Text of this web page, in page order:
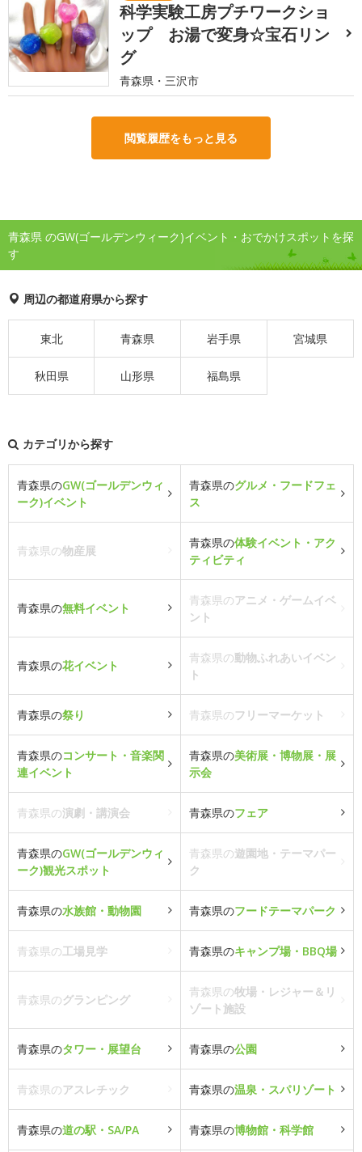
科学実験工房プチワークショ
ップ お湯で変身☆宝石リン
グ
青森県・三沢市
閲覧履歴をもっと見る
青森県 のGW(ゴールデンウィーク)イベント・おでかけスポットを探
す
周辺の都道府県から探す
東北 青森県 岩手県 宮城県
秋田県 山形県 福島県
カテゴリから探す
青森県のGW(ゴールデンウィ
ーク)イベント
青森県のグルメ・フードフェ
ス
青森県の物産展
青森県の体験イベント・アク
ティビティ
青森県の無料イベント
青森県のアニメ・ゲームイベ
ント
青森県の花イベント
青森県の動物ふれあいイベン
ト
青森県の祭り 青森県のフリーマーケット
青森県のコンサート・音楽関
連イベント
青森県の美術展・博物展・展
示会
青森県の演劇・講演会 青森県のフェア
青森県のGW(ゴールデンウィ
ーク)観光スポット
青森県の遊園地・テーマパー
ク
青森県の水族館・動物園 青森県のフードテーマパーク
青森県の工場見学 青森県のキャンプ場・BBQ場
青森県のグランピング
青森県の牧場・レジャー＆リ
ゾート施設
青森県のタワー・展望台 青森県の公園
青森県のアスレチック 青森県の温泉・スパリゾート
青森県の道の駅・SA/PA 青森県の博物館・科学館